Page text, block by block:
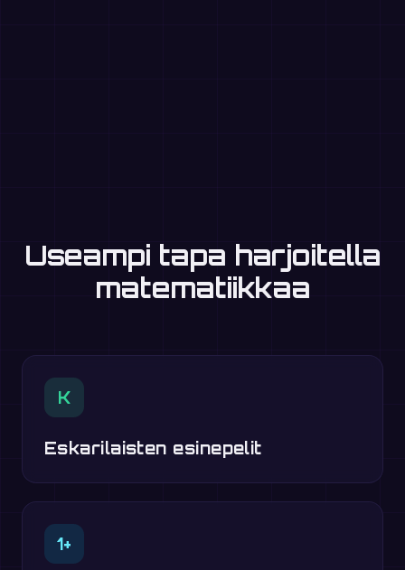
Useampi tapa harjoitella
matematiikkaa
K
Eskarilaisten esinepelit
1+